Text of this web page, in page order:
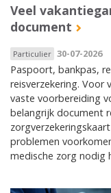
Veel
document
Particulier 30-07-2026
Paspoort, bankpas,
reisverzekering. Voor
vaste voorbereiding
belangrijk document
problemen
medische zorg nodig